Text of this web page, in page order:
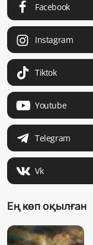
Facebook
Instagram
Tiktok
Youtube
Telegram
Vk
Ең көп оқылған